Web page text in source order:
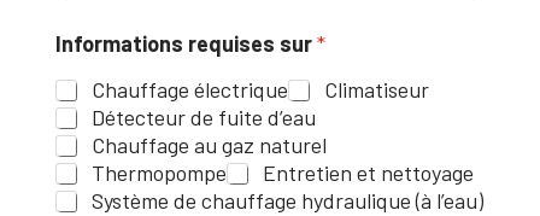
Informations requises sur*
Chauffage électrique
Climatiseur
Détecteur de fuite d’eau
Chauffage au gaz naturel
Thermopompe
Entretien et nettoyage
Système de chauffage hydraulique (à l’eau)